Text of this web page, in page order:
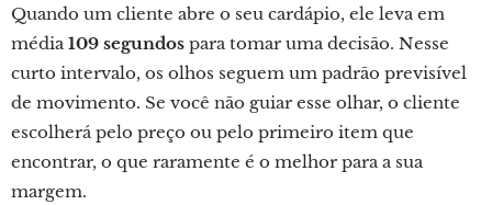
Quando um cliente abre o seu cardápio, ele leva em
média109 segundos para tomar uma decisão. Nesse
curto intervalo, os olhos seguem um padrão previsível
de movimento. Se você não guiar esse olhar, o cliente
escolherá pelo preço ou pelo primeiro item que
encontrar, o que raramente é o melhor para a sua
margem.